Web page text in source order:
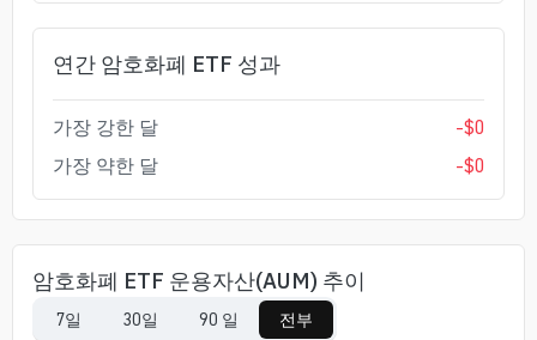
연간 암호화폐 ETF 성과
가장 강한 달 -$0
가장 약한 달
-$0
암호화폐 ETF 운용자산(AUM) 추이
7일 30일 90 일 전부